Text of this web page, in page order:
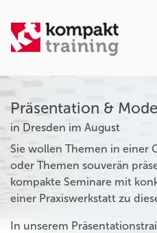
Präsentation &
in Dresden im August
Sie wollen Themen in einer
oder Themen souverän
kompakte Seminare mit
einer Praxiswerkstatt zu
In unserem